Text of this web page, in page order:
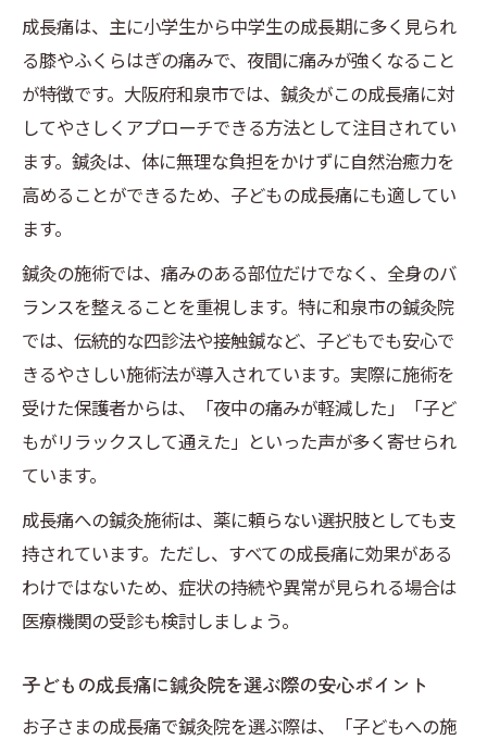
成長痛にやさしい鍼灸を選ぶべき理由とは
ボキボキしない鍼灸施術が子どもに安心な
理由
和泉市の鍼灸院で受けられるソフトな施術
例
鍼灸による自然治癒力アップのメカニズム
整体と鍼灸の刺激の違いを徹底比較
成長痛に悩む親御さん必見の鍼灸活用法
家庭でできる成長痛ケアと鍼灸の併用法
和泉市のおすすめ鍼灸院の選び方ガイド
保険適用の鍼灸施術を受ける際のポイント
整体や整骨院と鍼灸の活用方法を比較解説
和泉市で選ばれる成長痛ケアのポイント
和泉市で鍼灸院を選ぶ際の注目ポイント紹
介
方
保険適用や料金目安を鍼灸院で確認する方
成長痛は、主に小学生から中学生の成長期に多く見られ
る膝やふくらはぎの痛みで、夜間に痛みが強くなること
が特徴です。大阪府和泉市では、鍼灸がこの成長痛に対
してやさしくアプローチできる方法として注目されてい
ます。鍼灸は、体に無理な負担をかけずに自然治癒力を
高めることができるため、子どもの成長痛にも適してい
ます。
鍼灸の施術では、痛みのある部位だけでなく、全身のバ
ランスを整えることを重視します。特に和泉市の鍼灸院
では、伝統的な四診法や接触鍼など、子どもでも安心で
きるやさしい施術法が導入されています。実際に施術を
受けた保護者からは、「夜中の痛みが軽減した」「子ど
もがリラックスして通えた」といった声が多く寄せられ
ています。
成長痛への鍼灸施術は、薬に頼らない選択肢としても支
持されています。ただし、すべての成長痛に効果がある
わけではないため、症状の持続や異常が見られる場合は
医療機関の受診も検討しましょう。
子どもの成長痛に鍼灸院を選ぶ際の安心ポイント
お子さまの成長痛で鍼灸院を選ぶ際は、「子どもへの施